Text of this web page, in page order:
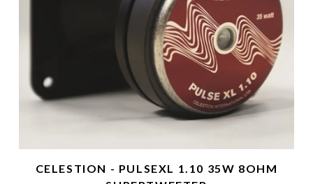
CELESTION - PULSEXL 1.10 35W 8OHM